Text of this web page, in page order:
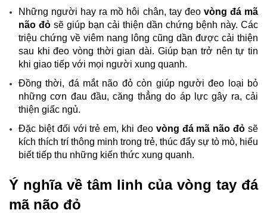
Những người hay ra mồ hôi chân, tay đeo vòng đá mã
não đỏ sẽ giúp bạn cải thiện dần chứng bệnh này. Các
triệu chứng về viêm nang lông cũng dần được cải thiện
sau khi đeo vòng thời gian dài. Giúp bạn trở nên tự tin
khi giao tiếp với mọi người xung quanh.
Đồng thời, đá mắt não đỏ còn giúp người đeo loại bỏ
những cơn đau đầu, căng thẳng do áp lực gây ra, cải
thiện giấc ngủ.
Đặc biệt đối với trẻ em, khi đeo vòng đá mã não đỏ sẽ
kích thích trí thông minh trong trẻ, thúc đẩy sự tò mò, hiểu
biết tiếp thu những kiến thức xung quanh.
Ý nghĩa về tâm linh của vòng tay đá
mã não đỏ